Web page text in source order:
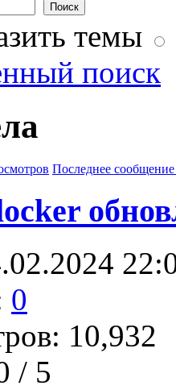
темы
поиск
Последнее сообщение
0
10,932
/ 5